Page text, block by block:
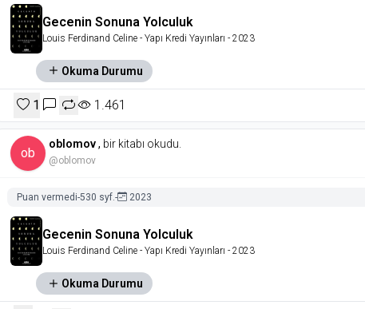
Gecenin Sonuna Yolculuk
Louis Ferdinand Celine - Yapı Kredi Yayınları - 2023
Okuma Durumu
1 1.461
ob
oblomov, bir kitabı okudu.
@oblomov
Puan vermedi-530 syf.- 2023
Gecenin Sonuna Yolculuk
Louis Ferdinand Celine - Yapı Kredi Yayınları - 2023
Okuma Durumu